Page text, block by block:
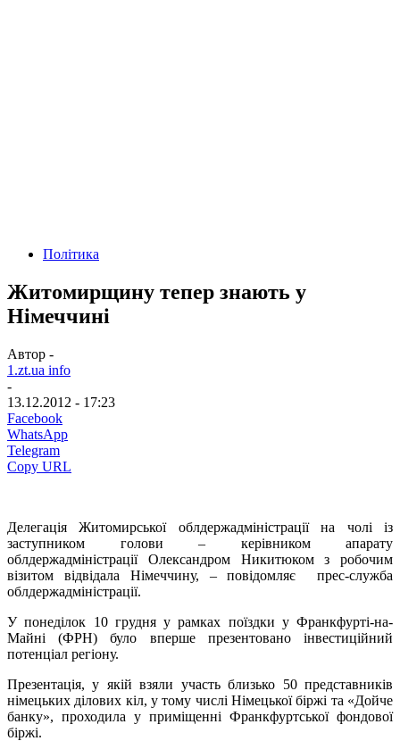
Політика
Житомирщину тепер знають у
Німеччині
Автор -
1.zt.ua info
-
13.12.2012 - 17:23
Facebook
WhatsApp
Telegram
Copy URL
Делегація Житомирської облдержадміністрації на чолі із
заступником голови – керівником апарату
облдержадміністрації Олександром Никитюком з робочим
візитом відвідала Німеччину, – повідомляє прес-служба
облдержадміністрації.
У понеділок 10 грудня у рамках поїздки у Франкфурті-на-
Майні (ФРН) було вперше презентовано інвестиційний
потенціал регіону.
Презентація, у якій взяли участь близько 50 представників
німецьких ділових кіл, у тому числі Німецької біржі та «Дойче
банку», проходила у приміщенні Франкфуртської фондової
біржі.